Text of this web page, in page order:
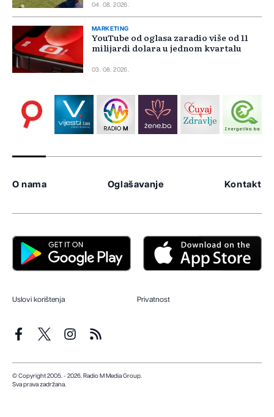
04. 08. 2026.
MARKETING
YouTube od oglasa zaradio više od 11
milijardi dolara u jednom kvartalu
03. 08. 2026.
O nama Oglašavanje Kontakt
Uslovi korištenja Privatnost
© Copyright 2005. - 2026. Radio M Media Group.
Sva prava zadržana.